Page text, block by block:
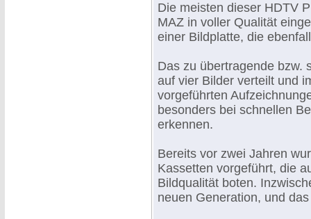
Die meisten dieser HDTV
MAZ in voller Qualität
einer Bildplatte, die
Das zu übertragende bzw.
auf vier Bilder verteilt und
vorgeführten
besonders bei schnellen
erkennen.
Bereits vor zwei Jahren
Kassetten vorgeführt, die
Bildqualität boten.
neuen Generation, und